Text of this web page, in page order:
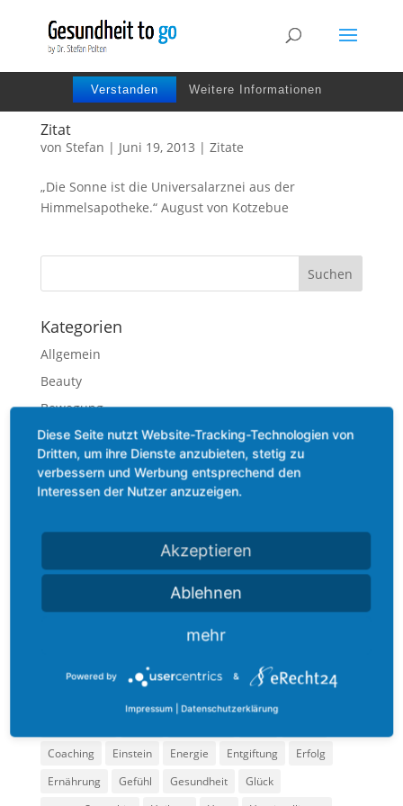
Wir benutzen Cookies um die Nutzerfreundlichkeit
der Webseite zu verbessen. Durch Deinen Besuch
Verstanden Weitere Informationen
Zitat
von Stefan | Juni 19, 2013 | Zitate
„Die Sonne ist die Universalarznei aus der
Himmelsapotheke.“ August von Kotzebue
Kategorien
Allgemein
Beauty
Bewegung
Ernährung
Gefühl
Methoden
Praxis
Coaching
Einstein Energie Entgiftung
Erfolg
Ernährung
Gefühl Gesundheit
Glück
Diese Seite nutzt Website-Tracking-Technologien von
Dritten, um ihre Dienste anzubieten, stetig zu
verbessern und Werbung entsprechend den
Interessen der Nutzer anzuzeigen.
Akzeptieren
Ablehnen
mehr
Powered by &
Impressum Datenschutzerklärung